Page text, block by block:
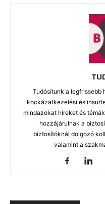
Tudósítunk a legfrissebb
kockázatkezelési és
mindazokat híreket és
hozzájárulnak a
biztosítóknál dolgozó
valamint a